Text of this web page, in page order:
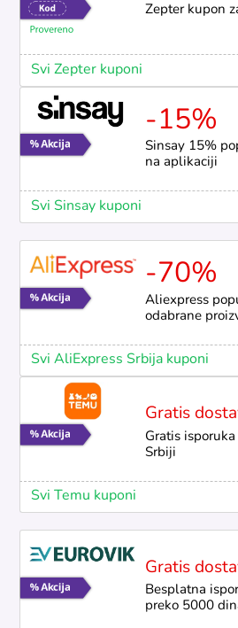
Zepter kupon
Svi Zepter kuponi
-15%
Sinsay 15%
na aplikaciji
Svi Sinsay kuponi
-70%
Aliexpress
odabrane
Svi AliExpress Srbija kuponi
Gratis
Gratis
Srbiji
Svi Temu kuponi
Gratis
Besplatna
preko 5000